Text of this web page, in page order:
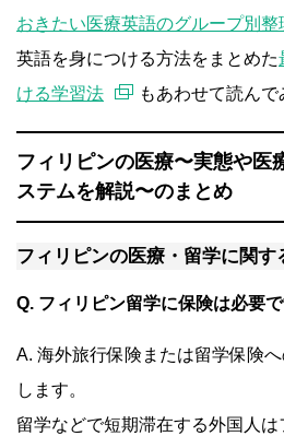
おきたい医療英語のグループ別整
英語を身につける方法をまとめた
ける学習法
もあわせて読んで
フィリピンの医療〜実態や医
ステムを解説〜のまとめ
フィリピンの医療・留学に関す
Q. フィリピン留学に保険は必要
A. 海外旅行保険または留学保険
します。
留学などで短期滞在する外国人